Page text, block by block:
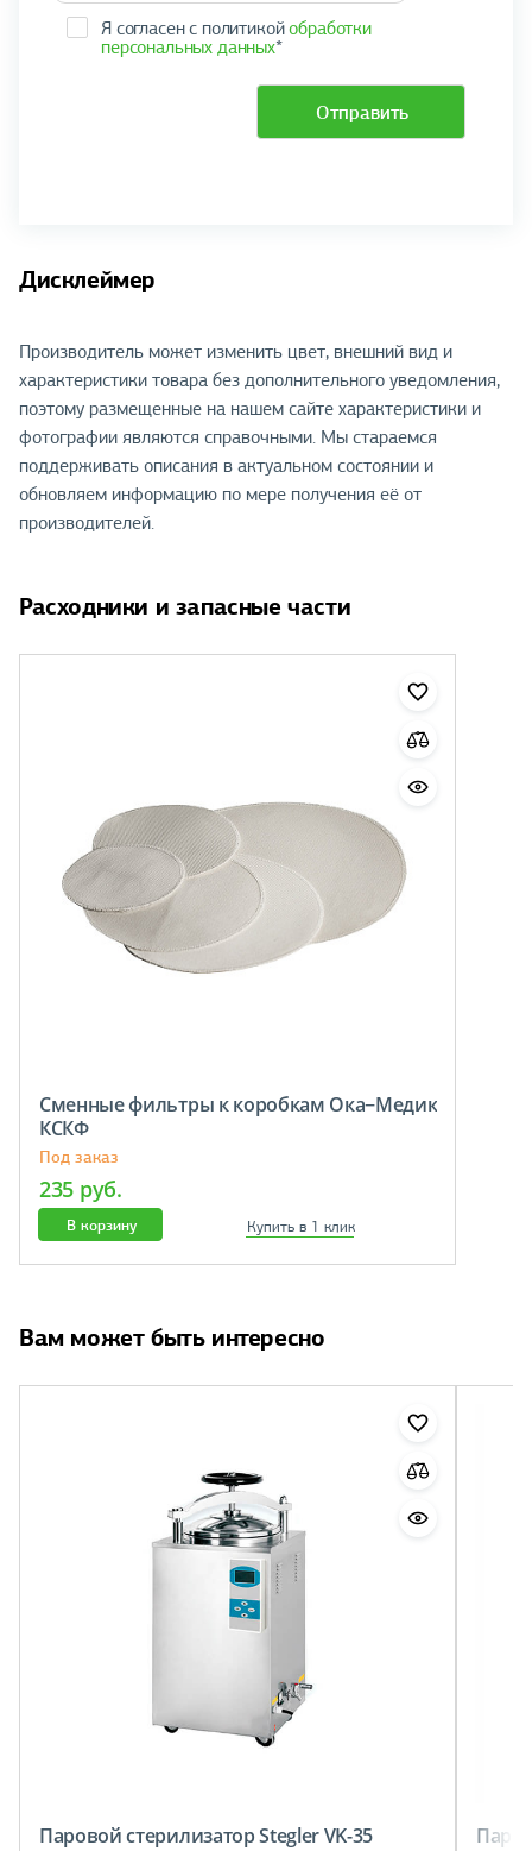
Я согласен с политикойобработки
персональных данных*
Отправить
Дисклеймер
Производитель может изменить цвет, внешний вид и
характеристики товара без дополнительного уведомления,
поэтому размещенные на нашем сайте характеристики и
фотографии являются справочными. Мы стараемся
поддерживать описания в актуальном состоянии и
обновляем информацию по мере получения её от
производителей.
Расходники и запасные части
Сменные фильтры к коробкам Ока−Медик
КСКФ
Под заказ
235 руб.
В корзину Купить в 1 клик
Вам может быть интересно
Паровой стерилизатор Stegler VK-35